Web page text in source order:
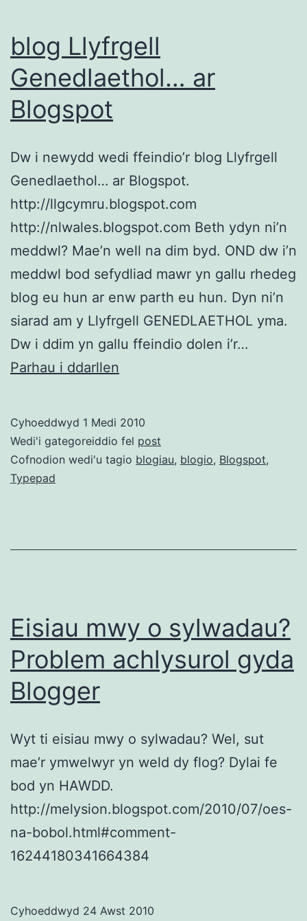
blog Llyfrgell
Genedlaethol… ar
Blogspot
Dw i newydd wedi ffeindio’r blog Llyfrgell
Genedlaethol… ar Blogspot.
http://llgcymru.blogspot.com
http://nlwales.blogspot.com Beth ydyn ni’n
meddwl? Mae’n well na dim byd. OND dw i’n
meddwl bod sefydliad mawr yn gallu rhedeg
blog eu hun ar enw parth eu hun. Dyn ni’n
siarad am y Llyfrgell GENEDLAETHOL yma.
Dw i ddim yn gallu ffeindio dolen i’r…
Parhau i ddarllen
ar
Blogspot
Cyhoeddwyd 1 Medi 2010
Wedi'i gategoreiddio fel post
Cofnodion wedi'u tagio blogiau, blogio, Blogspot,
Typepad
Eisiau mwy o sylwadau?
Problem achlysurol gyda
Blogger
Wyt ti eisiau mwy o sylwadau? Wel, sut
mae’r ymwelwyr yn weld dy flog? Dylai fe
bod yn HAWDD.
http://melysion.blogspot.com/2010/07/oes-
na-bobol.html#comment-
16244180341664384
Cyhoeddwyd 24 Awst 2010